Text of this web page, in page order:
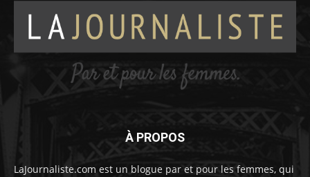
À PROPOS
LaJournaliste.com est un blogue par et pour les femmes, qui